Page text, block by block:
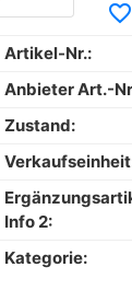
favorite_border
Artikel-Nr.:
Anbieter Art.-
Zustand:
Info 2:
Kategorie: